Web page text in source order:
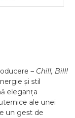
– Chill, Bill!
și stil
eleganța
ale unei
un gest de